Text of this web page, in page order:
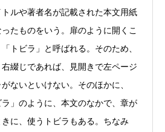
ルや著者名が記載された本文用紙
たものをいう。扉のように開くこ
トビラ」と呼ばれる。そのため、
綴じであれば、見開きで左ページ
ないといけない。そのほかに、
ラ」のように、本文のなかで、章が
に、使うトビラもある。ちなみ